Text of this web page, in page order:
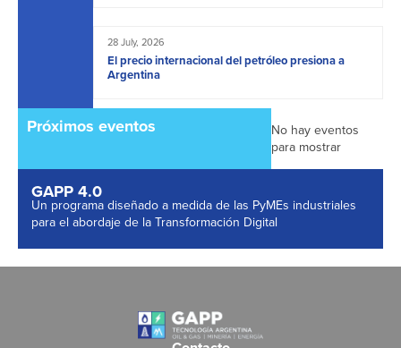
28 July, 2026
El precio internacional del petróleo presiona a
Argentina
Próximos eventos
No hay eventos
para mostrar
GAPP 4.0
Un programa diseñado a medida de las PyMEs industriales
para el abordaje de la Transformación Digital